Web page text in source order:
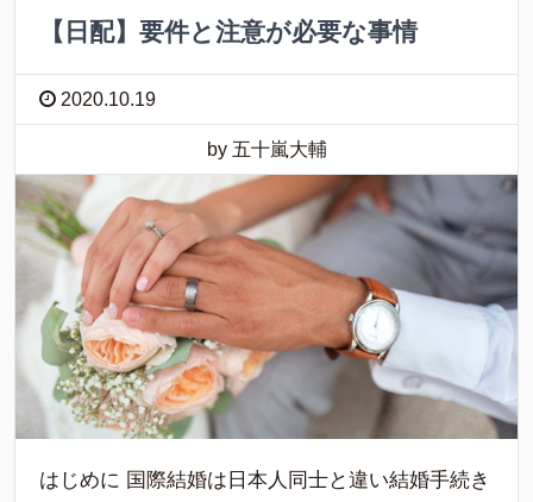
【日配】要件と注意が必要な事情
2020.10.19
by 五十嵐大輔
はじめに 国際結婚は日本人同士と違い結婚手続き